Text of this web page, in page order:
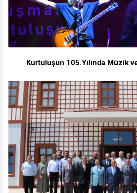
Kurtuluşun 105.Yılında Müzik